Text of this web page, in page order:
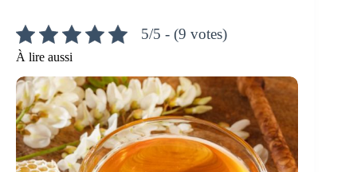
5/5 - (9 votes)
À lire aussi